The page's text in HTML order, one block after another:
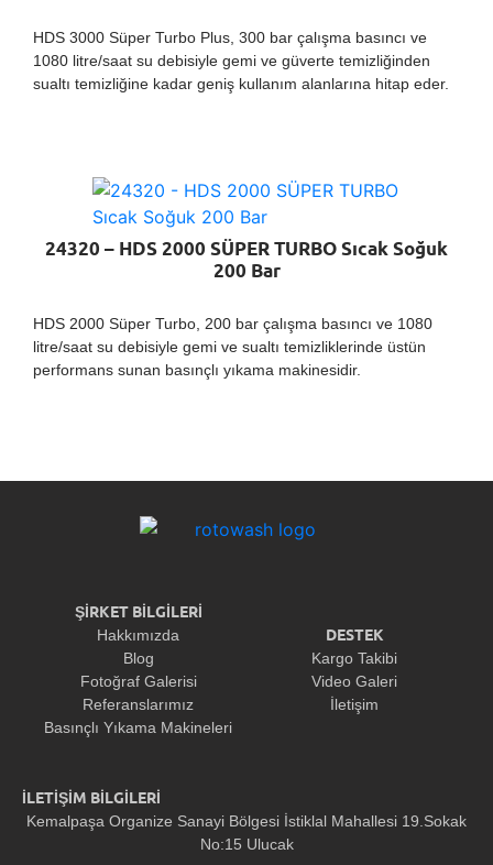
HDS 3000 Süper Turbo Plus, 300 bar çalışma basıncı ve
1080 litre/saat su debisiyle gemi ve güverte temizliğinden
sualtı temizliğine kadar geniş kullanım alanlarına hitap eder.
24320 – HDS 2000 SÜPER TURBO Sıcak Soğuk
200 Bar
HDS 2000 Süper Turbo, 200 bar çalışma basıncı ve 1080
litre/saat su debisiyle gemi ve sualtı temizliklerinde üstün
performans sunan basınçlı yıkama makinesidir.
ŞİRKET BİLGİLERİ
Hakkımızda
Blog
Fotoğraf Galerisi
Referanslarımız
Basınçlı Yıkama Makineleri
DESTEK
Kargo Takibi
Video Galeri
İletişim
İLETİŞİM BİLGİLERİ
Kemalpaşa Organize Sanayi Bölgesi İstiklal Mahallesi 19.Sokak
No:15 Ulucak